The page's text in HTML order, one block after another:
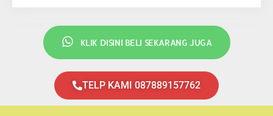
KLIK DISINI BELI SEKARANG JUGA
TELP KAMI 087889157762